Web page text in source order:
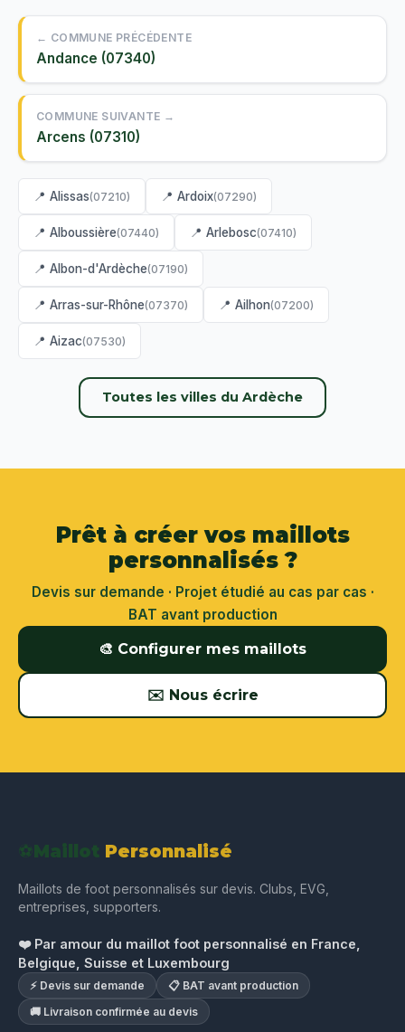
← COMMUNE PRÉCÉDENTE
Andance (07340)
COMMUNE SUIVANTE →
Arcens (07310)
📍 Alissas(07210) 📍 Ardoix(07290)
📍 Alboussière(07440) 📍 Arlebosc(07410)
📍 Albon-d'Ardèche(07190)
📍 Arras-sur-Rhône(07370) 📍 Ailhon(07200)
📍 Aizac(07530)
Toutes les villes du Ardèche
Prêt à créer vos maillots
personnalisés ?
Devis sur demande · Projet étudié au cas par cas ·
BAT avant production
🎨 Configurer mes maillots
✉️ Nous écrire
⚽Maillot Personnalisé
Maillots de foot personnalisés sur devis. Clubs, EVG,
entreprises, supporters.
❤️ Par amour du maillot foot personnalisé en France,
Belgique, Suisse et Luxembourg
⚡ Devis sur demande
📋 BAT avant production
🚚 Livraison confirmée au devis